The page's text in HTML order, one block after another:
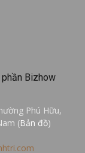
Bizhow
Phú Hữu,
(Bản đồ)